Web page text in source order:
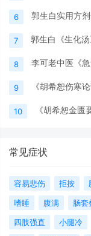
6 郭生白实用方
7 郭生白《生化
8 李可老中医《
9 《胡希恕伤寒
10 《胡希恕金匮
常见症状
容易悲伤 拒按
嗜睡
腹满 肠套
四肢强直
小腿冷